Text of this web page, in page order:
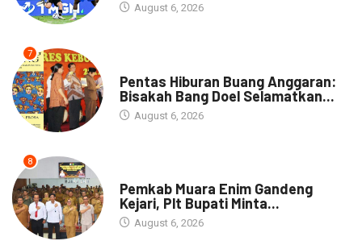
August 6, 2026
7
Pentas Hiburan Buang Anggaran:
Bisakah Bang Doel Selamatkan...
August 6, 2026
8
Pemkab Muara Enim Gandeng
Kejari, Plt Bupati Minta...
August 6, 2026